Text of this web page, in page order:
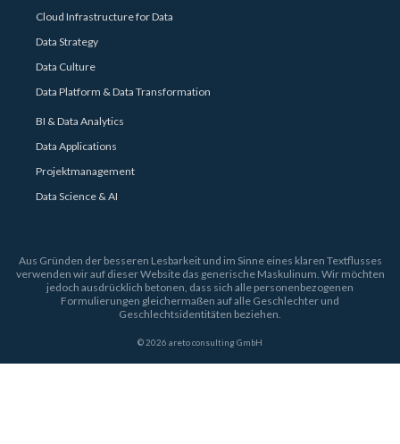
Cloud Infrastructure for Data
Data Strategy
Data Culture
Data Platform & Data Transformation
BI & Data Analytics
Data Applications
Projektmanagement
Data Science & AI
Aus Gründen der besseren Lesbarkeit und im Sinne eines klaren Textflusses
verwenden wir auf dieser Website das generische Maskulinum. Wir möchten
jedoch ausdrücklich betonen, dass sich alle personenbezogenen
Formulierungen gleichermaßen auf alle Geschlechter und
Geschlechtsidentitäten beziehen.
© 2026 areto consulting GmbH